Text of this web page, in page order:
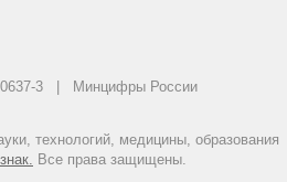
3 | Минцифры России
технологий, медицины, образования
Все права защищены.